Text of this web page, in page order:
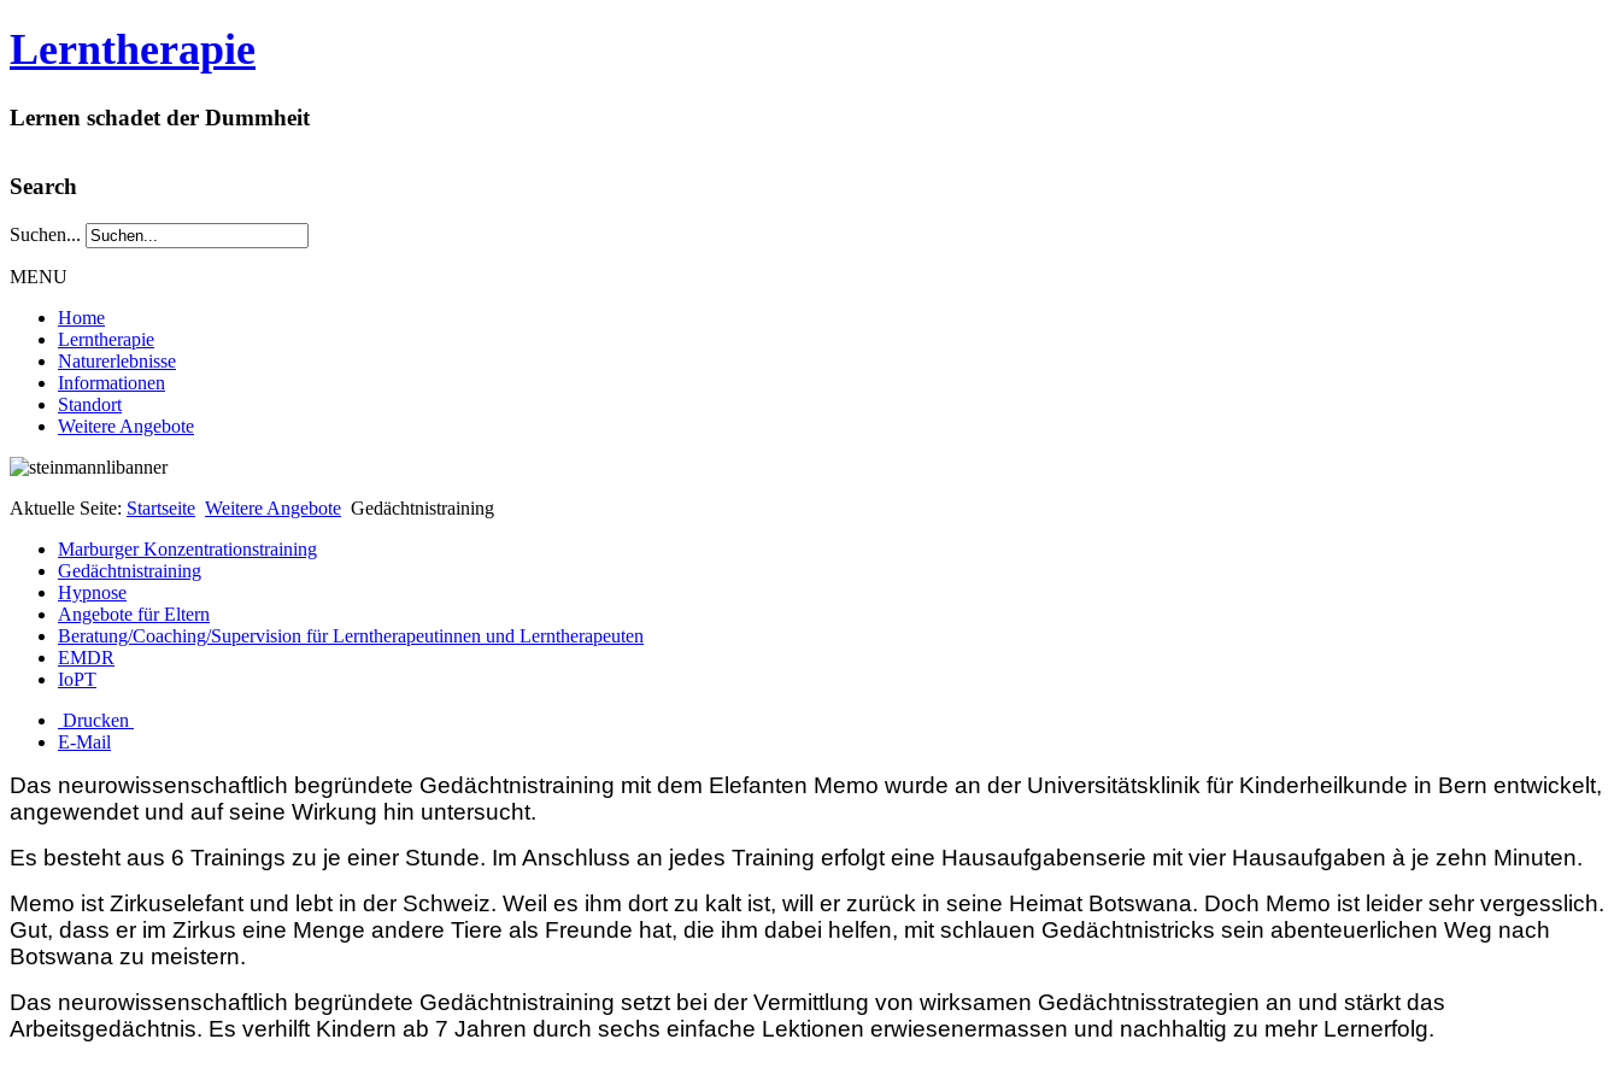
Lerntherapie
Lernen schadet der Dummheit
Search
Suchen...
MENU
Home
Lerntherapie
Naturerlebnisse
Informationen
Standort
Weitere Angebote
Aktuelle Seite: Startseite Weitere Angebote Gedächtnistraining
Marburger Konzentrationstraining
Gedächtnistraining
Hypnose
Angebote für Eltern
Beratung/Coaching/Supervision für Lerntherapeutinnen und Lerntherapeuten
EMDR
IoPT
Drucken
E-Mail
Das neurowissenschaftlich begründete Gedächtnistraining mit dem Elefanten Memo wurde an der Universitätsklinik für Kinderheilkunde in Bern entwickelt,
angewendet und auf seine Wirkung hin untersucht.
Es besteht aus 6 Trainings zu je einer Stunde. Im Anschluss an jedes Training erfolgt eine Hausaufgabenserie mit vier Hausaufgaben à je zehn Minuten.
Memo ist Zirkuselefant und lebt in der Schweiz. Weil es ihm dort zu kalt ist, will er zurück in seine Heimat Botswana. Doch Memo ist leider sehr vergesslich.
Gut, dass er im Zirkus eine Menge andere Tiere als Freunde hat, die ihm dabei helfen, mit schlauen Gedächtnistricks sein abenteuerlichen Weg nach
Botswana zu meistern.
Das neurowissenschaftlich begründete Gedächtnistraining setzt bei der Vermittlung von wirksamen Gedächtnisstrategien an und stärkt das
Arbeitsgedächtnis. Es verhilft Kindern ab 7 Jahren durch sechs einfache Lektionen erwiesenermassen und nachhaltig zu mehr Lernerfolg.